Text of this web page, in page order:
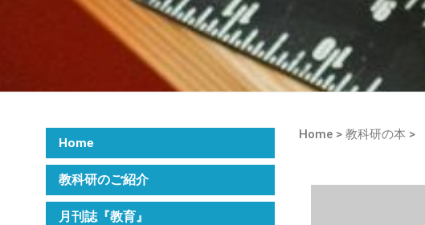
Home > 教科研の本 >
Home
教科研のご紹介
月刊誌『教育』